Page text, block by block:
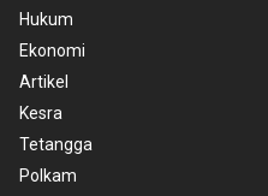
Hukum
Ekonomi
Artikel
Kesra
Tetangga
Polkam